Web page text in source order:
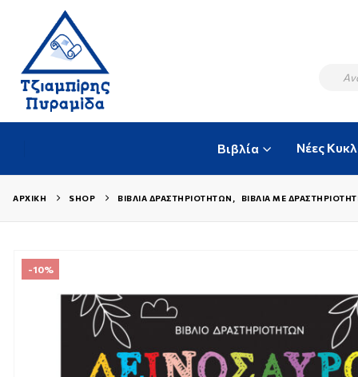
Βιβλία Νέες
ΑΡΧΙΚΉ SHOP ΒΙΒΛΊΑ ΔΡΑΣΤΗΡΙΟΤΉΤΩΝ , ΒΙΒΛΊΑ ΜΕ
-10%